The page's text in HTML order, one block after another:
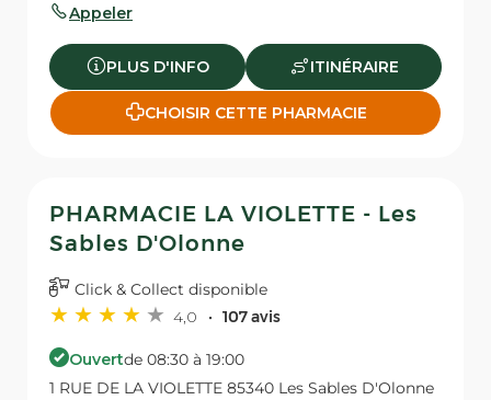
Appeler
PLUS D'INFO ITINÉRAIRE
CHOISIR CETTE PHARMACIE
PHARMACIE LA VIOLETTE - Les
Sables D'Olonne
Click & Collect disponible
4,0
107 avis
Ouvertde 08:30 à 19:00
1 RUE DE LA VIOLETTE 85340 Les Sables D'Olonne